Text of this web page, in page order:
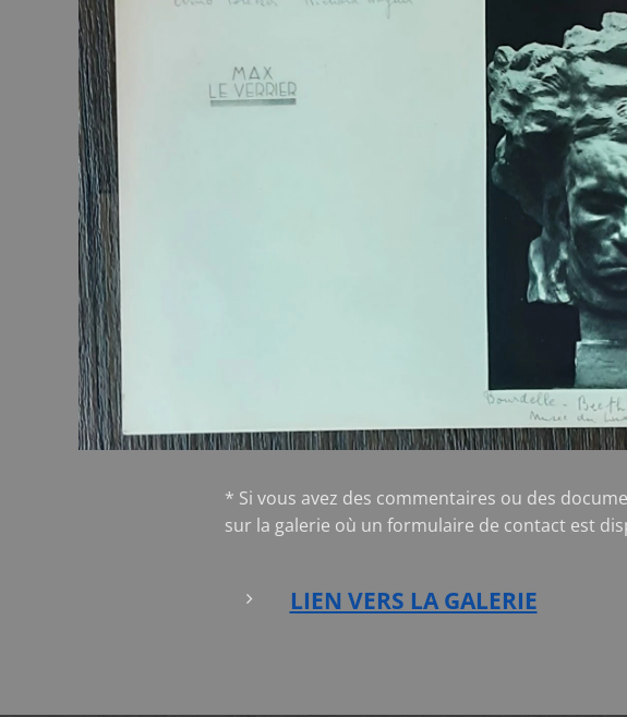
* Si vous avez des commentaires ou des
sur la galerie où un formulaire de contact est
LIEN VERS LA GALERIE